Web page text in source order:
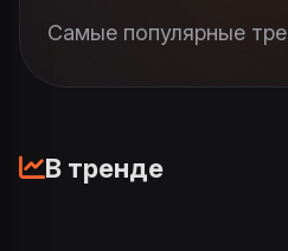
Самые популярные
В тренде